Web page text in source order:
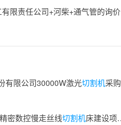
限责任公司+河柴+通气管的询价书的询价结果
有限公司30000W激光切割机采购项目公告
密数控慢走丝线切割机床建设项目公开招标公告